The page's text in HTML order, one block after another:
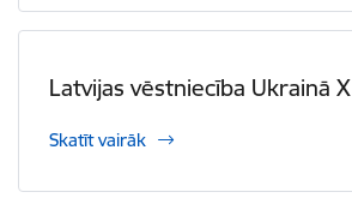
Latvijas vēstniecība Ukrainā X
Skatīt vairāk